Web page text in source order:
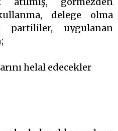
delege olma
partililer, uygulanan
helal edecekler